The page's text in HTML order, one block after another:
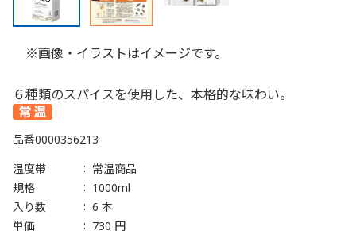
※画像・イラストはイメージです。
６種類のスパイスを使用した、本格的な味わい。
品番0000356213
温度帯
常温商品
規格
1000ml
入り数
6 本
単価
730 円